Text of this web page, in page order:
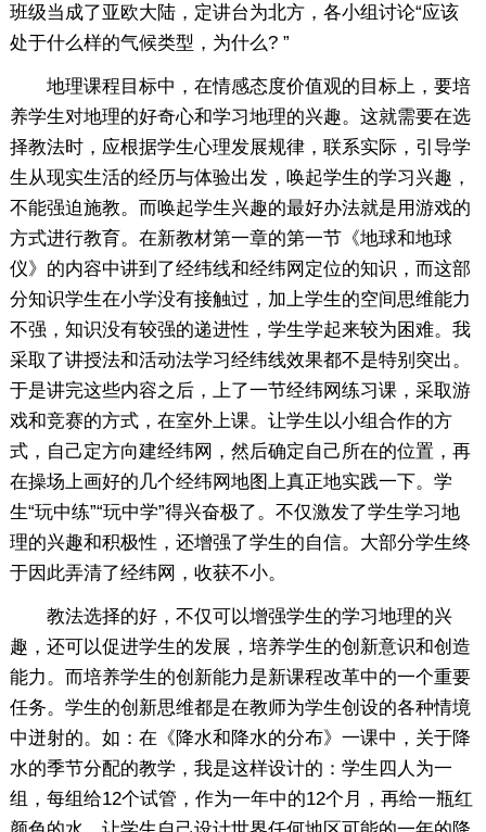
班级当成了亚欧大陆，定讲台为北方，各小组讨论“应该
处于什么样的气候类型，为什么? ”
地理课程目标中，在情感态度价值观的目标上，要培
养学生对地理的好奇心和学习地理的兴趣。这就需要在选
择教法时，应根据学生心理发展规律，联系实际，引导学
生从现实生活的经历与体验出发，唤起学生的学习兴趣，
不能强迫施教。而唤起学生兴趣的最好办法就是用游戏的
方式进行教育。在新教材第一章的第一节《地球和地球
仪》的内容中讲到了经纬线和经纬网定位的知识，而这部
分知识学生在小学没有接触过，加上学生的空间思维能力
不强，知识没有较强的递进性，学生学起来较为困难。我
采取了讲授法和活动法学习经纬线效果都不是特别突出。
于是讲完这些内容之后，上了一节经纬网练习课，采取游
戏和竞赛的方式，在室外上课。让学生以小组合作的方
式，自己定方向建经纬网，然后确定自己所在的位置，再
在操场上画好的几个经纬网地图上真正地实践一下。学
生“玩中练”“玩中学”得兴奋极了。不仅激发了学生学习地
理的兴趣和积极性，还增强了学生的自信。大部分学生终
于因此弄清了经纬网，收获不小。
教法选择的好，不仅可以增强学生的学习地理的兴
趣，还可以促进学生的发展，培养学生的创新意识和创造
能力。而培养学生的创新能力是新课程改革中的一个重要
任务。学生的创新思维都是在教师为学生创设的各种情境
中迸射的。如：在《降水和降水的分布》一课中，关于降
水的季节分配的教学，我是这样设计的：学生四人为一
组，每组给12个试管，作为一年中的12个月，再给一瓶红